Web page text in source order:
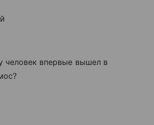
человек впервые вышел в